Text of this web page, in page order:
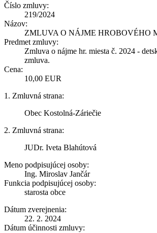
Číslo zmluvy:
219/2024
Názov:
ZMLUVA O NÁJME HROBOVÉHO
Predmet zmluvy:
Zmluva o nájme hr. miesta č. 2024 -
zmluva.
Cena:
10,00 EUR
1. Zmluvná strana:
Obec Kostolná-Záriečie
2. Zmluvná strana:
JUDr. Iveta Blahútová
Meno podpisujúcej osoby:
Ing. Miroslav Jančár
Funkcia podpisujúcej osoby:
starosta obce
Dátum zverejnenia:
22. 2. 2024
Dátum účinnosti zmluvy: